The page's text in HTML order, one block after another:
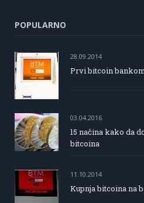
POPULARNO
28.09.2014
Prvi bitcoin
03.04.2016
15 načina kako da
bitcoina
11.10.2014
Kupnja bitcoina na